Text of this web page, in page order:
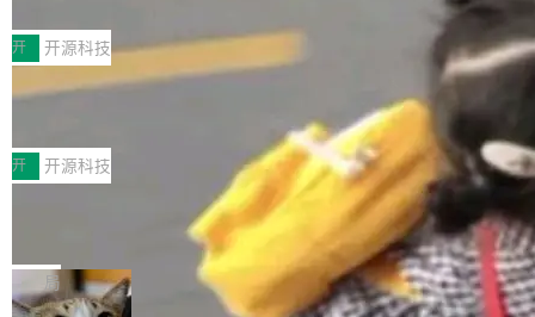
MPComm将作为一种传输引擎接入Mooncake T
ENT，实现零拷贝传输性能提升30%、非零拷贝
传输性能最高提升5倍。UCL-MPComm底层基
于自研UCL-Engine通信引擎，后续腾讯网平将
持续开源更多基于UCL-Engine的高性能通信组
件。 腾讯网平团队在UCL-MPComm中实现了一
个独立于业务线程的全局通信引擎（Engine），
型案例入选名单》，深信服“面向企业研发场景的
开源 AI 编程平台 CoStrict 应用”凭借卓越的技术
创新与落地成效成功入选。 全链路私有化部署，
助力企业AI研发安全落地 当前，越来越多企业已
经开始引入 AI Coding 工具，通过调用公有云模
型或企业内部部署模型提升研发效率。但随着 AI
Coding 从个人辅助工具逐步走向团队级、组织
级应用，企业在规模化落地过程中，对安全性、
可控性和代码质量提出了更高要求。 首先是数据
安全与合规要求。对于大多数普通研发场景，公
开 开源科技
深信服AI算力网关入选工信部人工智能
前不久，工业和信息化部正式发布《2025年人工
智能应用典型案例名单》，集中展示人工智能在
各领域的应用成果，覆盖技术底座、行业赋能、
产品应用、支撑保障、专题等五大方向。深信服
AI算力网关（AI创新平台）成功入选！ 随着各行
各业的Agent走向规模化建设，算力构成形态逐
渐丰富，用户关注的重点也在发生变化：不只是
开 开源科技
Jeff Dean 离开 Google：一个时代的结
束，一个实验室的开始
Google 员工编号 20。MapReduce 作者之一。
Bigtable 作者之一。TensorFlow 的作者之一。
Gemini 的架构师。Google 首席科学家。 Jeff D
局